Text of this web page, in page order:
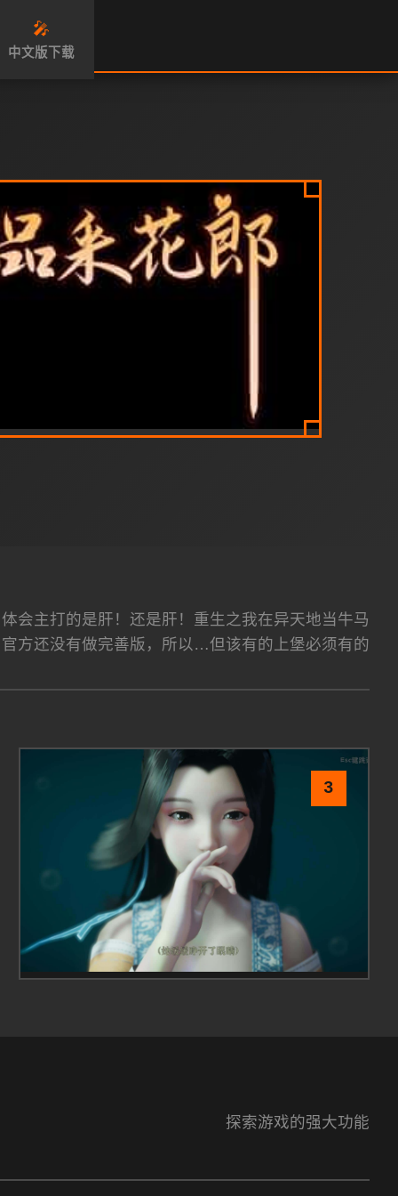
🎤
中文版下载
会主打的是肝！还是肝！重生之我在异天地当牛马
方还没有做完善版，所以…但该有的上堡必须有的
3
探索游戏的强大功能